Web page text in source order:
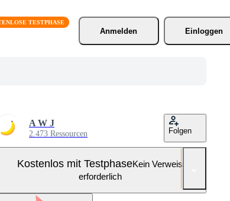
Anmelden
Einloggen
A W J
2.473 Ressourcen Folgen
Kostenlos mit TestphaseKein Verweis
erforderlich